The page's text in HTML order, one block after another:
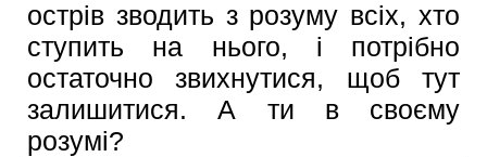
острів зводить з розуму всіх, хто
ступить на нього, і потрібно
остаточно звихнутися, щоб тут
залишитися. А ти в своєму
розумі?